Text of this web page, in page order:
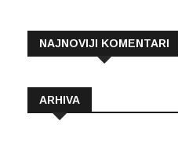
NAJNOVIJI KOMENTARI
ARHIVA